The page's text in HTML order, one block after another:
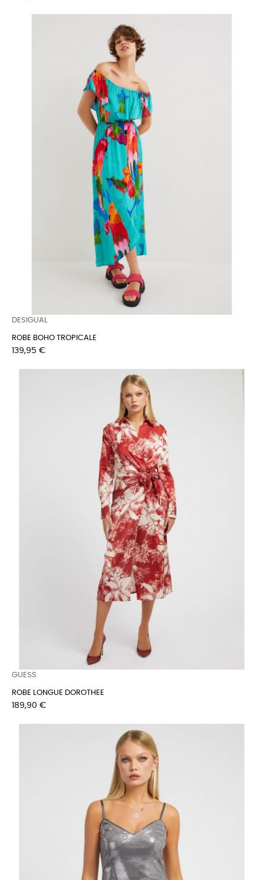
DESIGUAL
ROBE BOHO TROPICALE
Prix
139,95 €
GUESS
ROBE LONGUE DOROTHEE
Prix
189,90 €